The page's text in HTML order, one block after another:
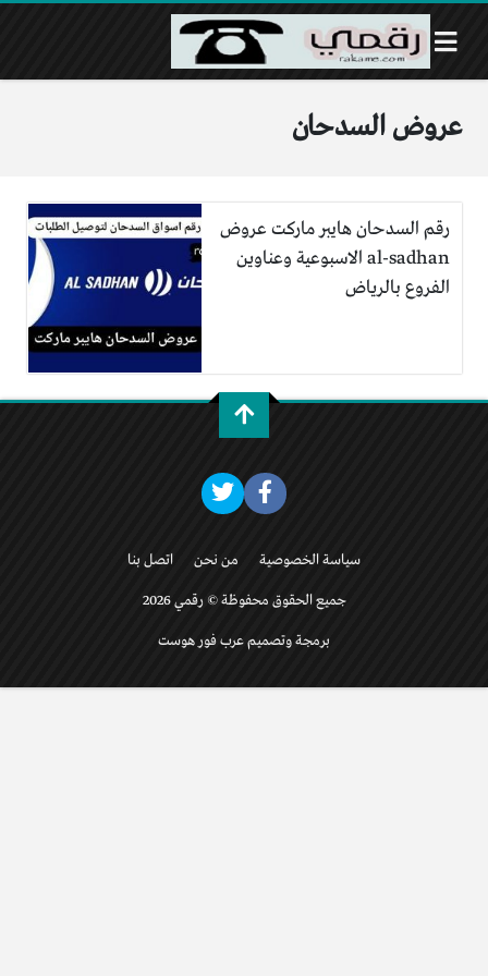
عروض السدحان
رقم السدحان هايبر ماركت عروض
al-sadhan الاسبوعية وعناوين
الفروع بالرياض
سياسة الخصوصية من نحن اتصل بنا
جميع الحقوق محفوظة © رقمي 2026
برمجة وتصميم عرب فور هوست